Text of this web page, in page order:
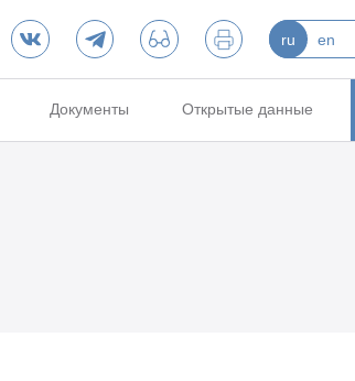
ru en
Документы Открытые данные